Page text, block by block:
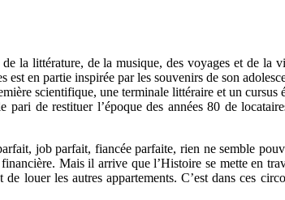
la littérature, de la musique, des voyages et de la
en partie inspirée par les souvenirs de son
scientifique, une terminale littéraire et un cursus
de restituer l’époque des années 80 de
job parfait, fiancée parfaite, rien ne semble
Mais il arrive que l’Histoire se mette en
louer les autres appartements. C’est dans ces